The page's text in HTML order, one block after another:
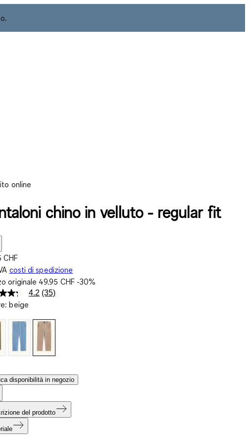
online
chino in velluto - regular fit
CHF
costi di spedizione
originale 49.95 CHF-30%
4.2 Leggi
Stesso
link
alla
pagina.
(35)
: beige
disponibilità in negozio
del prodotto